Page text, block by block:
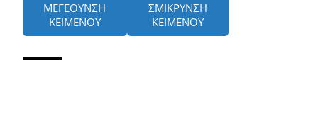
ΜΕΓΕΘΥΝΣΗ
ΚΕΙΜΕΝΟΥ
ΣΜΙΚΡΥΝΣΗ
ΚΕΙΜΕΝΟΥ